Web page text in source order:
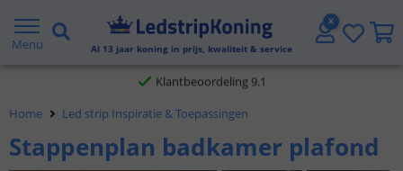
Menu Al 13 jaar koning in prijs, kwaliteit & service
Gratis verzending vanaf € 20,- NL en BE
Klantbeoordeling 9.1
Voor 23:45 uur besteld,morgen in huis
Home Led strip Inspiratie & Toepassingen
Stappenplan badkamer plafond